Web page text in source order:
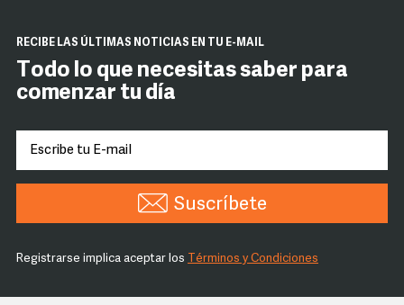
RECIBE LAS ÚLTIMAS NOTICIAS EN TU E-MAIL
Todo lo que necesitas saber para
comenzar tu día
Suscríbete
Registrarse implica aceptar los Términos y Condiciones